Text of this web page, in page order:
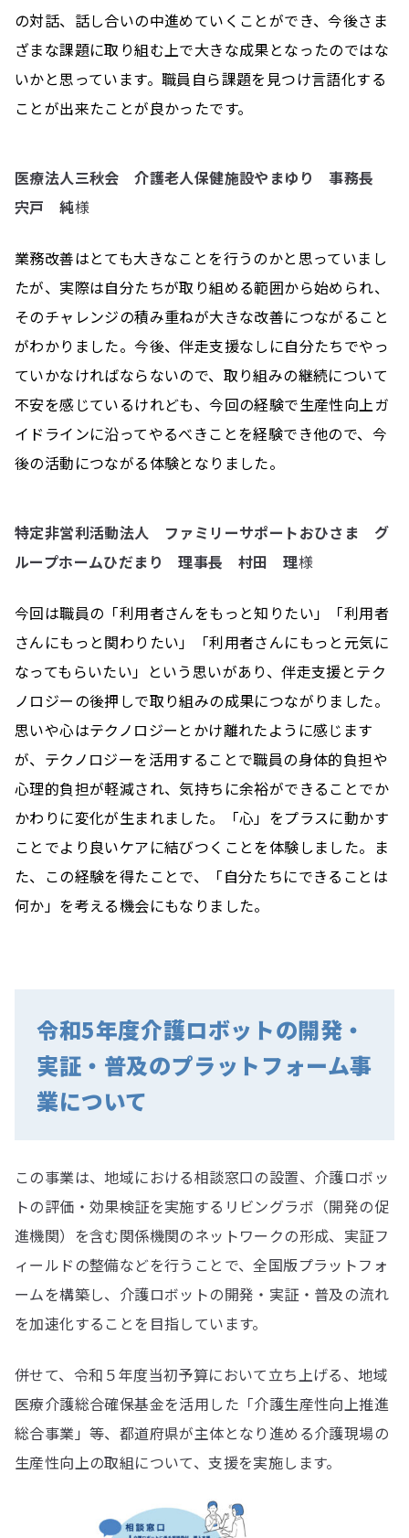
の対話、話し合いの中進めていくことができ、今後さま
ざまな課題に取り組む上で大きな成果となったのではな
いかと思っています。職員自ら課題を見つけ言語化する
ことが出来たことが良かったです。
医療法人三秋会 介護老人保健施設やまゆり 事務長
宍戸 純様
業務改善はとても大きなことを行うのかと思っていまし
たが、実際は自分たちが取り組める範囲から始められ、
そのチャレンジの積み重ねが大きな改善につながること
がわかりました。今後、伴走支援なしに自分たちでやっ
ていかなければならないので、取り組みの継続について
不安を感じているけれども、今回の経験で生産性向上ガ
イドラインに沿ってやるべきことを経験でき他ので、今
後の活動につながる体験となりました。
特定非営利活動法人 ファミリーサポートおひさま グ
ループホームひだまり 理事長 村田 理様
今回は職員の「利用者さんをもっと知りたい」「利用者
さんにもっと関わりたい」「利用者さんにもっと元気に
なってもらいたい」という思いがあり、伴走支援とテク
ノロジーの後押しで取り組みの成果につながりました。
思いや心はテクノロジーとかけ離れたように感じます
が、テクノロジーを活用することで職員の身体的負担や
心理的負担が軽減され、気持ちに余裕ができることでか
かわりに変化が生まれました。「心」をプラスに動かす
ことでより良いケアに結びつくことを体験しました。ま
た、この経験を得たことで、「自分たちにできることは
何か」を考える機会にもなりました。
令和5年度介護ロボットの開発・
実証・普及のプラットフォーム事
業について
この事業は、地域における相談窓口の設置、介護ロボッ
トの評価・効果検証を実施するリビングラボ（開発の促
進機関）を含む関係機関のネットワークの形成、実証フ
ィールドの整備などを行うことで、全国版プラットフォ
ームを構築し、介護ロボットの開発・実証・普及の流れ
を加速化することを目指しています。
併せて、令和５年度当初予算において立ち上げる、地域
医療介護総合確保基金を活用した「介護生産性向上推進
総合事業」等、都道府県が主体となり進める介護現場の
生産性向上の取組について、支援を実施します。